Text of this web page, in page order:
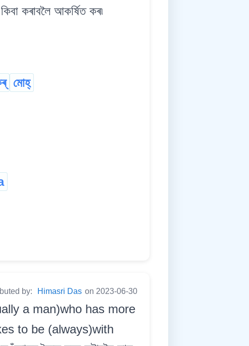
কৰাবলৈ আকৰ্ষিত কৰ৷
মোহ্
by: Himasri Das on 2023-06-30
a man)who has more
to be (always)with